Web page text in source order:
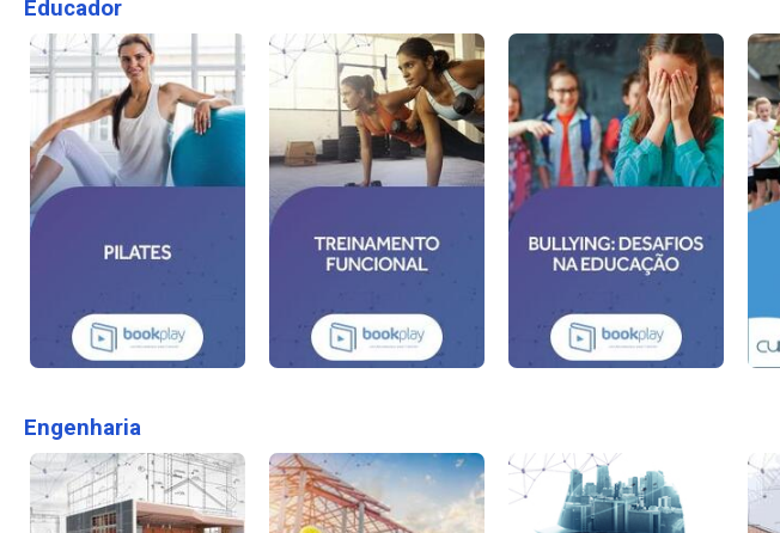
Educador
Engenharia